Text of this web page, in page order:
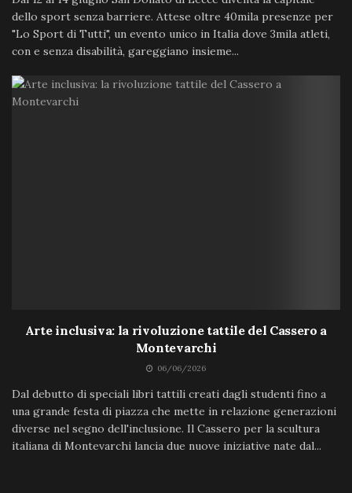
dello sport senza barriere. Attese oltre 40mila presenze per
"Lo Sport di Tutti", un evento unico in Italia dove 3mila atleti,
con e senza disabilità, gareggiano insieme...
Arte inclusiva: la rivoluzione tattile del Cassero a
Montevarchi
06/06/2026
Dal debutto di speciali libri tattili creati dagli studenti fino a
una grande festa di piazza che mette in relazione generazioni
diverse nel segno dell'inclusione. Il Cassero per la scultura
italiana di Montevarchi lancia due nuove iniziative nate dal...